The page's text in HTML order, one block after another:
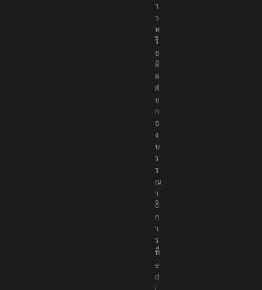
า
ว
ห
รื
อ
ติ
ด
ต่
อ
ก
อ
ง
บ
ร
ร
ณ
า
ธิ
ก
า
ร
ที่
e
d